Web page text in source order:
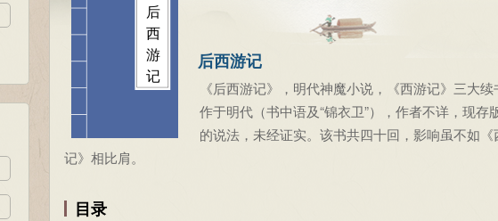
后
西
游
记
后西游记
《后西游记》，明代神魔小说，《西游记》三大
作于明代（书中语及“锦衣卫”），作者不详，现
的说法，未经证实。该书共四十回，影响虽不如
记》相比肩。
目录